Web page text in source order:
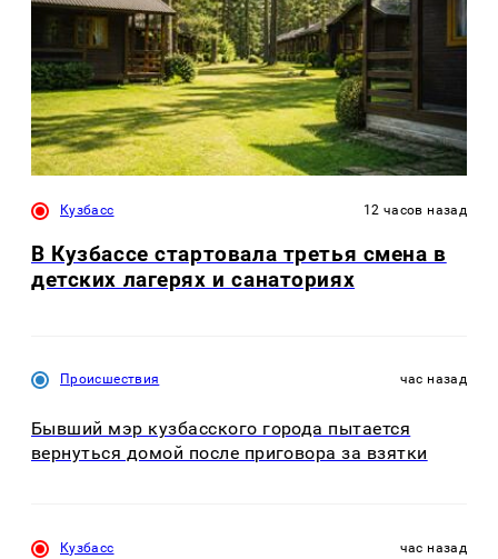
Кузбасс 12 часов назад
В Кузбассе стартовала третья смена в
детских лагерях и санаториях
Происшествия час назад
Бывший мэр кузбасского города пытается
вернуться домой после приговора за взятки
Кузбасс час назад